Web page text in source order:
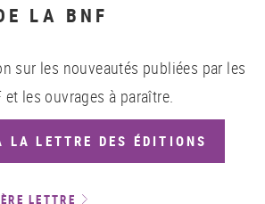
LA BNF
sur les nouveautés publiées par les
les ouvrages à paraître.
LA LETTRE DES ÉDITIONS
LETTRE